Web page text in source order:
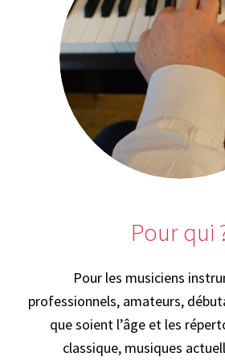
Pour qui
Pour les musiciens
professionnels, amateurs,
que soient l’âge et les
classique, musiques